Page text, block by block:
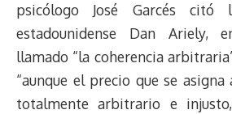
psicólogo José Garcés citó
estadounidense Dan Ariely,
llamado “la coherencia
“aunque el precio que se
totalmente arbitrario e